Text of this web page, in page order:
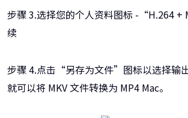
步骤 3.选择您的个人资料图标 -“H.264 +
续
步骤 4.点击“另存为文件”图标以选择输
就可以将 MKV 文件转换为 MP4 Mac。